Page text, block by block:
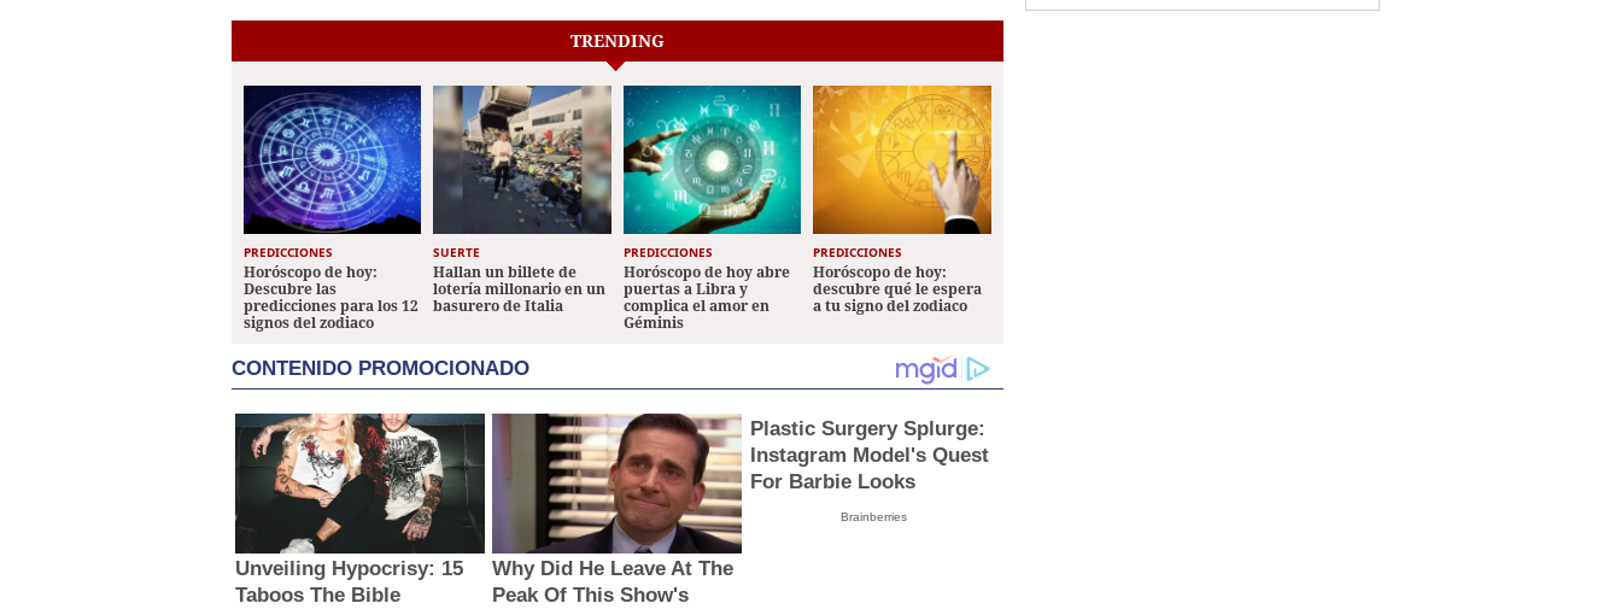
TRENDING
PREDICCIONES
Horóscopo de hoy:
Descubre las
predicciones para los 12
signos del zodiaco
SUERTE
Hallan un billete de
lotería millonario en un
basurero de Italia
PREDICCIONES
Horóscopo de hoy abre
puertas a Libra y
complica el amor en
Géminis
PREDICCIONES
Horóscopo de hoy:
descubre qué le espera
a tu signo del zodiaco
CONTENIDO PROMOCIONADO
Unveiling Hypocrisy: 15
Taboos The Bible
Why Did He Leave At The
Peak Of This Show's
Plastic Surgery Splurge:
Instagram Model's Quest
For Barbie Looks
Brainberries